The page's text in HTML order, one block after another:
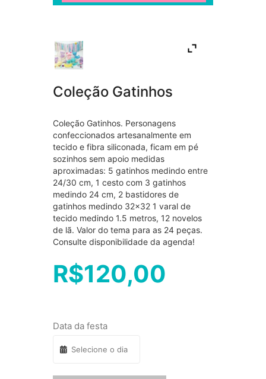
Coleção Gatinhos
Coleção Gatinhos. Personagens
confeccionados artesanalmente em
tecido e fibra siliconada, ficam em pé
sozinhos sem apoio medidas
aproximadas: 5 gatinhos medindo entre
24/30 cm, 1 cesto com 3 gatinhos
medindo 24 cm, 2 bastidores de
gatinhos medindo 32×32 1 varal de
tecido medindo 1.5 metros, 12 novelos
de lã. Valor do tema para as 24 peças.
Consulte disponibilidade da agenda!
R$120,00
Data da festa